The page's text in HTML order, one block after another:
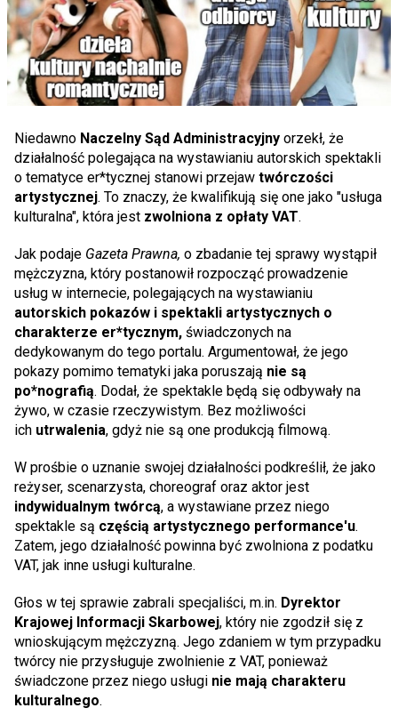
Niedawno Naczelny Sąd Administracyjny orzekł, że
działalność polegająca na wystawianiu autorskich spektakli
o tematyce er*tycznej stanowi przejaw twórczości
artystycznej. To znaczy, że kwalifikują się one jako "usługa
kulturalna", która jest zwolniona z opłaty VAT.
Jak podaje Gazeta Prawna, o zbadanie tej sprawy wystąpił
mężczyzna, który postanowił rozpocząć prowadzenie
usług w internecie, polegających na wystawianiu
autorskich pokazów i spektakli artystycznych o
charakterze er*tycznym, świadczonych na
dedykowanym do tego portalu. Argumentował, że jego
pokazy pomimo tematyki jaka poruszają nie są
po*nografią. Dodał, że spektakle będą się odbywały na
żywo, w czasie rzeczywistym. Bez możliwości
ich utrwalenia, gdyż nie są one produkcją filmową.
W prośbie o uznanie swojej działalności podkreślił, że jako
reżyser, scenarzysta, choreograf oraz aktor jest
indywidualnym twórcą, a wystawiane przez niego
spektakle są częścią artystycznego performance'u.
Zatem, jego działalność powinna być zwolniona z podatku
VAT, jak inne usługi kulturalne.
Głos w tej sprawie zabrali specjaliści, m.in. Dyrektor
Krajowej Informacji Skarbowej, który nie zgodził się z
wnioskującym mężczyzną. Jego zdaniem w tym przypadku
twórcy nie przysługuje zwolnienie z VAT, ponieważ
świadczone przez niego usługi nie mają charakteru
kulturalnego.